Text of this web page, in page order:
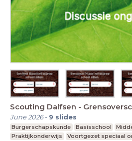
Scouting Dalfsen -
June 2026- 9 slides
Burgerschapskunde Basisschool
Praktijkonderwijs
Voortgezet speciaal